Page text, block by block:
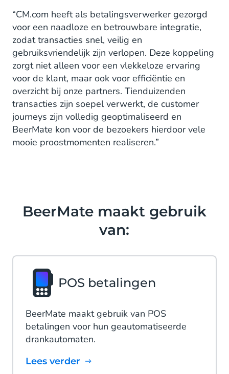
“CM.com heeft als betalingsverwerker gezorgd
voor een naadloze en betrouwbare integratie,
zodat transacties snel, veilig en
gebruiksvriendelijk zijn verlopen. Deze koppeling
zorgt niet alleen voor een vlekkeloze ervaring
voor de klant, maar ook voor efficiëntie en
overzicht bij onze partners. Tienduizenden
transacties zijn soepel verwerkt, de customer
journeys zijn volledig geoptimaliseerd en
BeerMate kon voor de bezoekers hierdoor vele
mooie proostmomenten realiseren.”
BeerMate maakt gebruik
van:
POS betalingen
BeerMate maakt gebruik van POS
betalingen voor hun geautomatiseerde
drankautomaten.
Lees verder